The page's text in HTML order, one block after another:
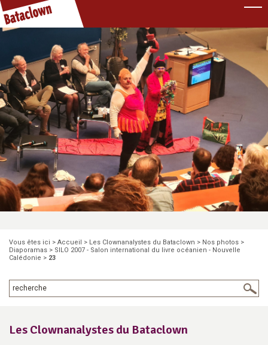
Vous êtes ici > Accueil > Les Clownanalystes du Bataclown > Nos photos >
Diaporamas > SILO 2007 - Salon international du livre océanien - Nouvelle
Calédonie > 23
Les Clownanalystes du Bataclown